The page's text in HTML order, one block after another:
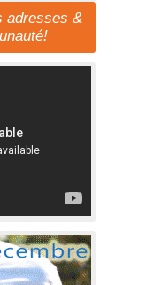
adresses &